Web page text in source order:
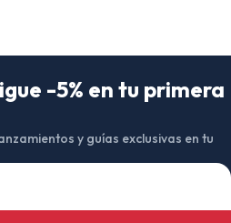
-5% en tu primera
y guías exclusivas en tu